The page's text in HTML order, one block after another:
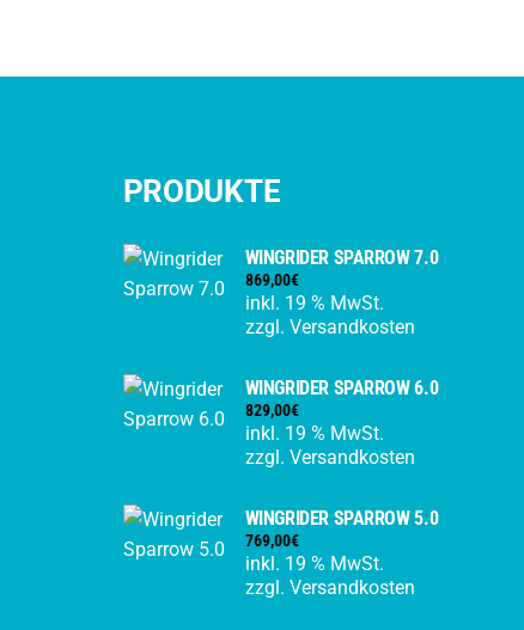
PRODUKTE
WINGRIDER SPARROW 7.0
869,00€
inkl. 19 % MwSt.
zzgl. Versandkosten
WINGRIDER SPARROW 6.0
829,00€
inkl. 19 % MwSt.
zzgl. Versandkosten
WINGRIDER SPARROW 5.0
769,00€
inkl. 19 % MwSt.
zzgl. Versandkosten